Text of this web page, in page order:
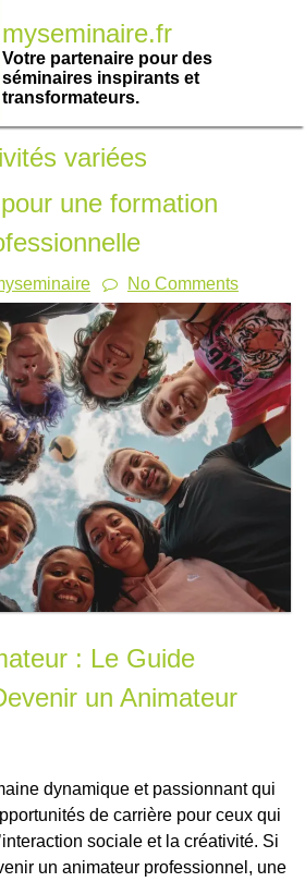
myseminaire.fr
Votre partenaire pour des
séminaires inspirants et
transformateurs.
variées
une formation
No Comments
: Le Guide
un Animateur
dynamique et passionnant qui
de carrière pour ceux qui
sociale et la créativité. Si
un animateur professionnel, une